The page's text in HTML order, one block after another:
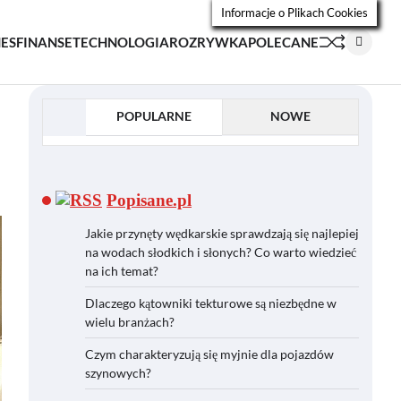
FINANSETECHNOLOGIAROZRYWKAPOLECANE
POPULARNE NOWE
Popisane.pl
Jakie przynęty wędkarskie sprawdzają się najlepiej
na wodach słodkich i słonych? Co warto wiedzieć
na ich temat?
Dlaczego kątowniki tekturowe są niezbędne w
wielu branżach?
Czym charakteryzują się myjnie dla pojazdów
szynowych?
Informacje o Plikach Cookies